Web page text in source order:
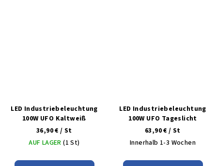
LED Industriebeleuchtung
100W UFO Kaltweiß
36,90 €/ St
AUF LAGER(1 St)
LED Industriebeleuchtung
100W UFO Tageslicht
63,90 €/ St
Innerhalb 1-3 Wochen